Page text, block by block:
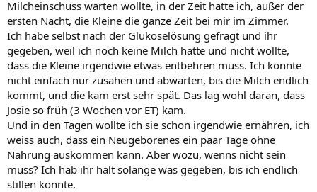
Milcheinschuss warten wollte, in der Zeit hatte ich, außer der
ersten Nacht, die Kleine die ganze Zeit bei mir im Zimmer.
Ich habe selbst nach der Glukoselösung gefragt und ihr
gegeben, weil ich noch keine Milch hatte und nicht wollte,
dass die Kleine irgendwie etwas entbehren muss. Ich konnte
nicht einfach nur zusahen und abwarten, bis die Milch endlich
kommt, und die kam erst sehr spät. Das lag wohl daran, dass
Josie so früh (3 Wochen vor ET) kam.
Und in den Tagen wollte ich sie schon irgendwie ernähren, ich
weiss auch, dass ein Neugeborenes ein paar Tage ohne
Nahrung auskommen kann. Aber wozu, wenns nicht sein
muss? Ich hab ihr halt solange was gegeben, bis ich endlich
stillen konnte.